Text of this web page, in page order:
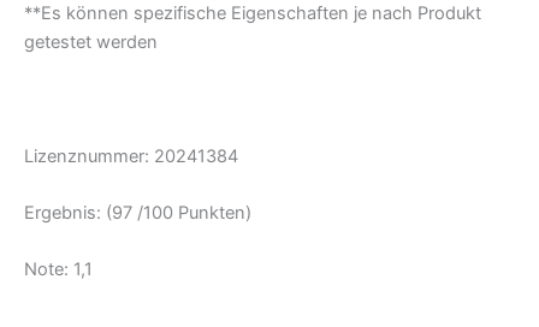
**Es können spezifische Eigenschaften je nach Produkt
getestet werden
Lizenznummer: 20241384
Ergebnis: (97 /100 Punkten)
Note: 1,1